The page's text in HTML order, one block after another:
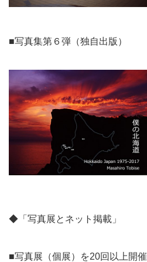
■写真集第６弾（独自出版）
◆「写真展とネット掲載」
■写真展（個展）を20回以上開催